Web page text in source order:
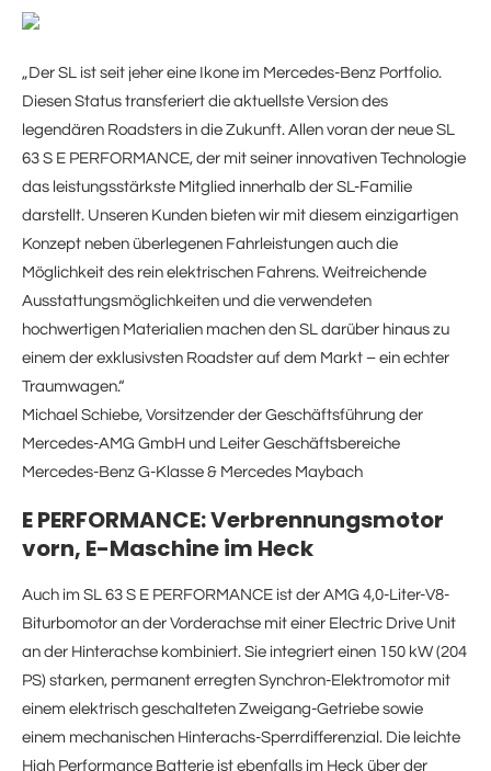
„Der SL ist seit jeher eine Ikone im Mercedes-Benz Portfolio.
Diesen Status transferiert die aktuellste Version des
legendären Roadsters in die Zukunft. Allen voran der neue SL
63 S E PERFORMANCE, der mit seiner innovativen Technologie
das leistungsstärkste Mitglied innerhalb der SL-Familie
darstellt. Unseren Kunden bieten wir mit diesem einzigartigen
Konzept neben überlegenen Fahrleistungen auch die
Möglichkeit des rein elektrischen Fahrens. Weitreichende
Ausstattungsmöglichkeiten und die verwendeten
hochwertigen Materialien machen den SL darüber hinaus zu
einem der exklusivsten Roadster auf dem Markt – ein echter
Traumwagen.“
Michael Schiebe, Vorsitzender der Geschäftsführung der
Mercedes-AMG GmbH und Leiter Geschäftsbereiche
Mercedes-Benz G-Klasse & Mercedes Maybach
E PERFORMANCE: Verbrennungsmotor
vorn, E-Maschine im Heck
Auch im SL 63 S E PERFORMANCE ist der AMG 4,0-Liter-V8-
Biturbomotor an der Vorderachse mit einer Electric Drive Unit
an der Hinterachse kombiniert. Sie integriert einen 150 kW (204
PS) starken, permanent erregten Synchron-Elektromotor mit
einem elektrisch geschalteten Zweigang-Getriebe sowie
einem mechanischen Hinterachs-Sperrdifferenzial. Die leichte
High Performance Batterie ist ebenfalls im Heck über der